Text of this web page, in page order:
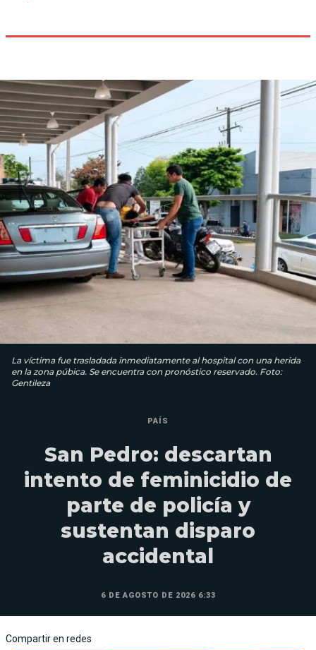
La víctima fue trasladada inmediatamente al hospital con una herida
en la zona púbica. Se encuentra con pronóstico reservado. Foto:
Gentileza
PAÍS
San Pedro: descartan
intento de feminicidio de
parte de policía y
sustentan disparo
accidental
6 DE AGOSTO DE 2026 6:33
Compartir en redes